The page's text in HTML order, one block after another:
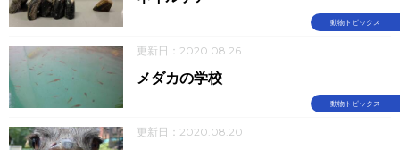
動物トピックス
更新日：2020.08.26
動物トピックス
メダカの学校
更新日：2020.08.20